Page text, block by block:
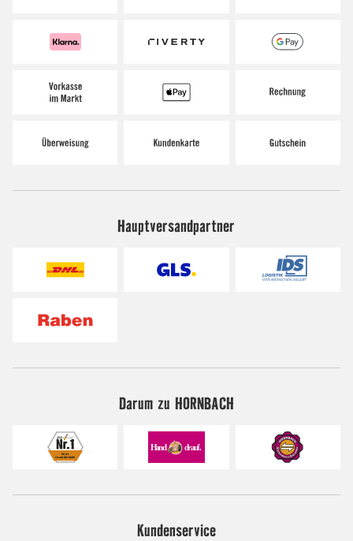
Hauptversandpartner
Darum zu HORNBACH
Kundenservice